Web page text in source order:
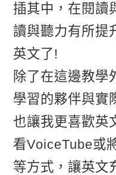
插其中，在閱讀
讀與聽力有所提
英文了!
除了在這邊教學
學習的夥伴與實
也讓我更喜歡英
看VoiceTube或
等方式，讓英文